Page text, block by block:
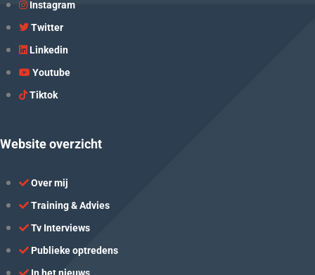
Instagram
Twitter
Linkedin
Youtube
Tiktok
Website overzicht
Over mij
Training & Advies
Tv Interviews
Publieke optredens